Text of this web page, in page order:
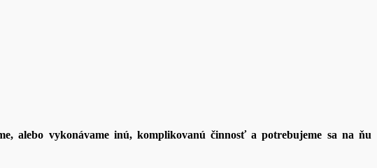
alebo vykonávame inú, komplikovanú činnosť a potrebujeme sa na ňu